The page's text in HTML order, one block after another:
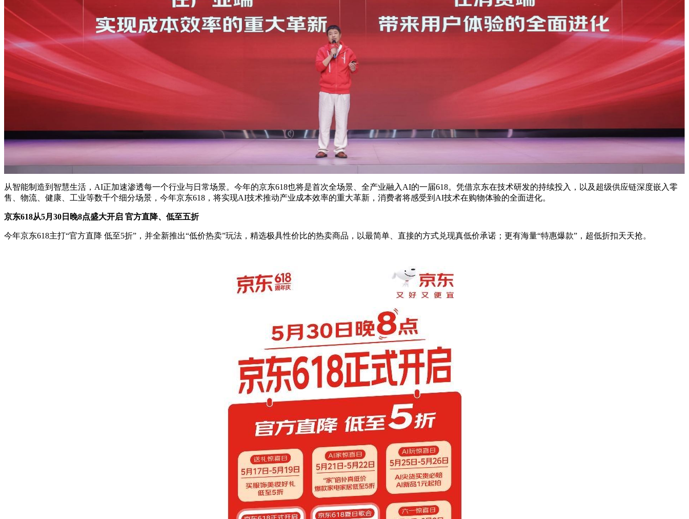
从智能制造到智慧生活，AI正加速渗透每一个行业与日常场景。今年的京东618也将是首次全场景、全产业融入AI的一届618。凭借京东在技术研发的持续投入，以及超级供应链深度嵌入零
售、物流、健康、工业等数千个细分场景，今年京东618，将实现AI技术推动产业成本效率的重大革新，消费者将感受到AI技术在购物体验的全面进化。
京东618从5月30日晚8点盛大开启 官方直降、低至五折
今年京东618主打“官方直降 低至5折”，并全新推出“低价热卖”玩法，精选极具性价比的热卖商品，以最简单、直接的方式兑现真低价承诺；更有海量“特惠爆款”，超低折扣天天抢。